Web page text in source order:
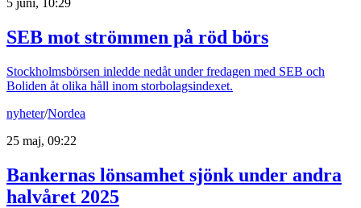
5 juni, 10:29
SEB mot strömmen på röd börs
Stockholmsbörsen inledde nedåt under fredagen med SEB och
Boliden åt olika håll inom storbolagsindexet.
nyheter/Nordea
25 maj, 09:22
Bankernas lönsamhet sjönk under andra
halvåret 2025